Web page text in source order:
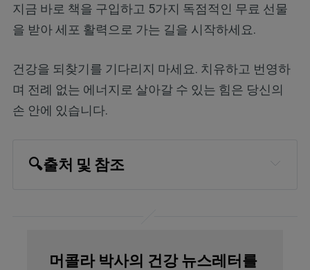
지금 바로 책을 구입하고 5가지 독점적인 무료 선물
을 받아 세포 활력으로 가는 길을 시작하세요.
건강을 되찾기를 기다리지 마세요. 치유하고 번영하
며 전례 없는 에너지로 살아갈 수 있는 힘은 당신의
손 안에 있습니다.
🔍출처 및 참조
Do We Have Toenails?”
머콜라 박사의 건강 뉴스레터를